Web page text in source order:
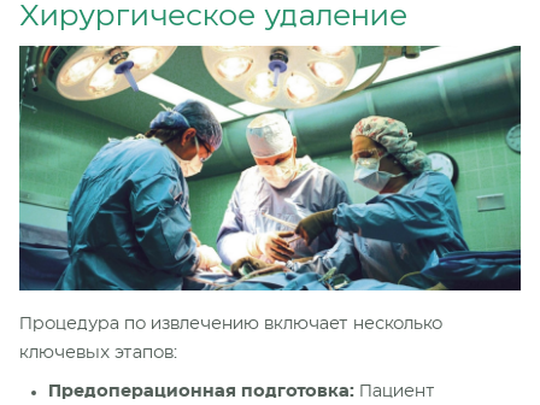
Хирургическое удаление
Процедура по извлечению включает несколько
ключевых этапов:
Предоперационная подготовка: Пациент